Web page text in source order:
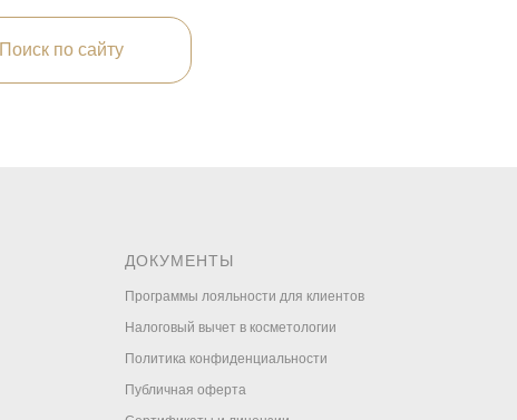
Поиск по сайту
ДОКУМЕНТЫ
Программы лояльности для клиентов
Налоговый вычет в косметологии
Политика конфиденциальности
Публичная оферта